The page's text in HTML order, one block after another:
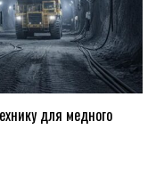
для медного